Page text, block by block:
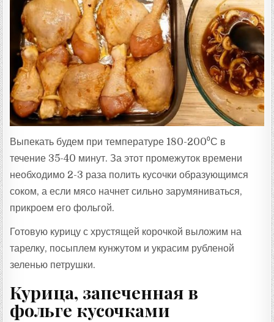
Выпекать будем при температуре 180-200⁰С в
течение 35-40 минут. За этот промежуток времени
необходимо 2-3 раза полить кусочки образующимся
соком, а если мясо начнет сильно зарумяниваться,
прикроем его фольгой.
Готовую курицу с хрустящей корочкой выложим на
тарелку, посыплем кунжутом и украсим рубленой
зеленью петрушки.
Курица, запеченная в
фольге кусочками